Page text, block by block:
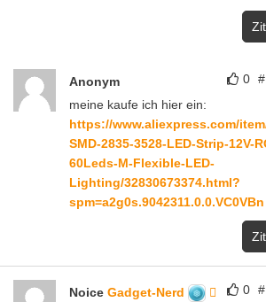
0 #
Anonym
meine kaufe ich hier ein:
https://www.aliexpress.com/
SMD-2835-3528-LED-Strip-12V-
60Leds-M-Flexible-LED-
Lighting/32830673374.html?
spm=a2g0s.9042311.0.0.VC0VBn
0 #
Noice Gadget-Nerd